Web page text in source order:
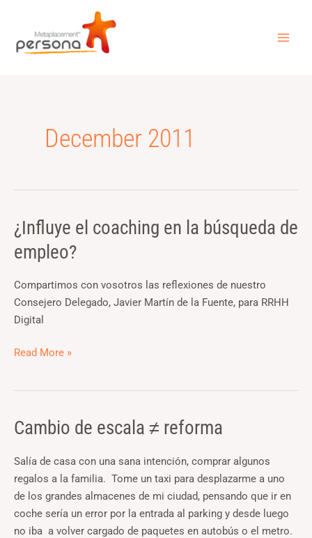
content
December 2011
¿Influye el coaching en la búsqueda de
empleo?
Compartimos con vosotros las reflexiones de nuestro
Consejero Delegado, Javier Martín de la Fuente, para RRHH
Digital
¿Influye
el
coaching
búsqueda
empleo?
Read More »
Cambio de escala ≠ reforma
Salía de casa con una sana intención, comprar algunos
regalos a la familia. Tome un taxi para desplazarme a uno
de los grandes almacenes de mi ciudad, pensando que ir en
coche sería un error por la entrada al parking y desde luego
no iba a volver cargado de paquetes en autobús o el metro.
Cambio
escala
≠
reforma